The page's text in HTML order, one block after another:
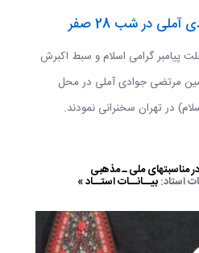
در شب 28 صفر
سالروز رحلت پیامبر گرامی اسلام و سبط اکبرش
مرتضی جوادی آملی در محل
در تهران سخنرانی نمودند.
مناسبتهای ملی ـ مذهبی
استاد:بیــانــات استــاد »